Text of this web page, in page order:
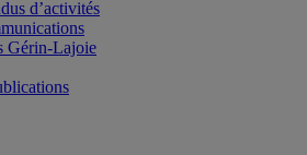
d’activités
Gérin-Lajoie